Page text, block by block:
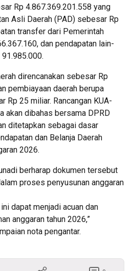
Rp 4.867.369.201.558 yang
Asli Daerah (PAD) sebesar Rp
transfer dari Pemerintah
dan pendapatan lain-
direncanakan sebesar Rp
pembiayaan daerah berupa
Rp 25 miliar. Rancangan KUA-
akan dibahas bersama DPRD
ditetapkan sebagai dasar
dan Belanja Daerah
2026.
berharap dokumen tersebut
proses penyusunan anggaran
dapat menjadi acuan dan
anggaran tahun 2026,”
nota pengantar.